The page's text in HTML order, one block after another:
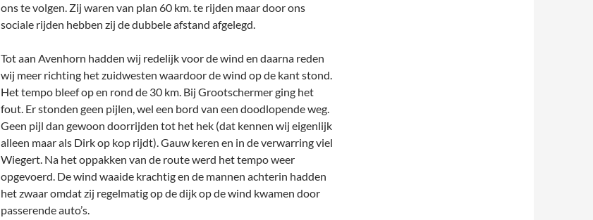
ons te volgen. Zij waren van plan 60 km. te rijden maar door ons
sociale rijden hebben zij de dubbele afstand afgelegd.
Tot aan Avenhorn hadden wij redelijk voor de wind en daarna reden
wij meer richting het zuidwesten waardoor de wind op de kant stond.
Het tempo bleef op en rond de 30 km. Bij Grootschermer ging het
fout. Er stonden geen pijlen, wel een bord van een doodlopende weg.
Geen pijl dan gewoon doorrijden tot het hek (dat kennen wij eigenlijk
alleen maar als Dirk op kop rijdt). Gauw keren en in de verwarring viel
Wiegert. Na het oppakken van de route werd het tempo weer
opgevoerd. De wind waaide krachtig en de mannen achterin hadden
het zwaar omdat zij regelmatig op de dijk op de wind kwamen door
passerende auto’s.